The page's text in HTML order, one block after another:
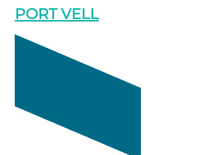
PORT VELL